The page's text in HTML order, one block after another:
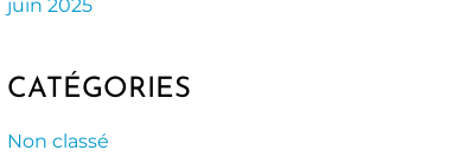
juin 2025
CATÉGORIES
Non classé